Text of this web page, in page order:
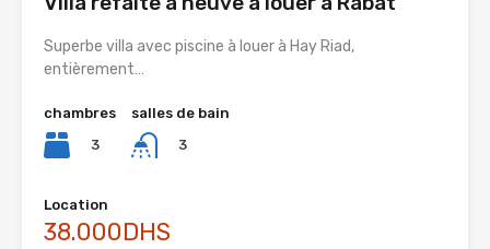
Superbe villa avec piscine à louer à Hay Riad,
entièrement…
chambres
3
salles de bain
3
Location
38.000DHS